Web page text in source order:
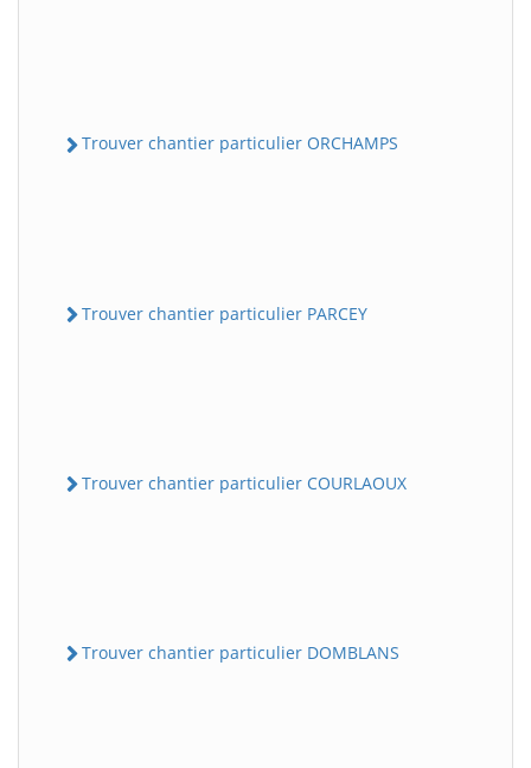
Trouver chantier particulier ORCHAMPS
Trouver chantier particulier PARCEY
Trouver chantier particulier COURLAOUX
Trouver chantier particulier DOMBLANS